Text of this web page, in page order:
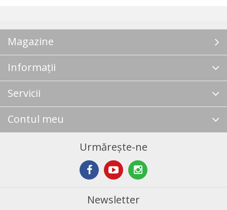
Magazine
Informații
Servicii
Contul meu
Urmărește-ne
Newsletter